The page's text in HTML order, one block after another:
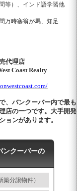
等）、インド語学習他
万時塞翁が馬、知足
代理店
Coast Realty
、バンクーバー内で最も
店の一つです。大手開発
ョンがあります。
ンクーバーの
分譲物件）